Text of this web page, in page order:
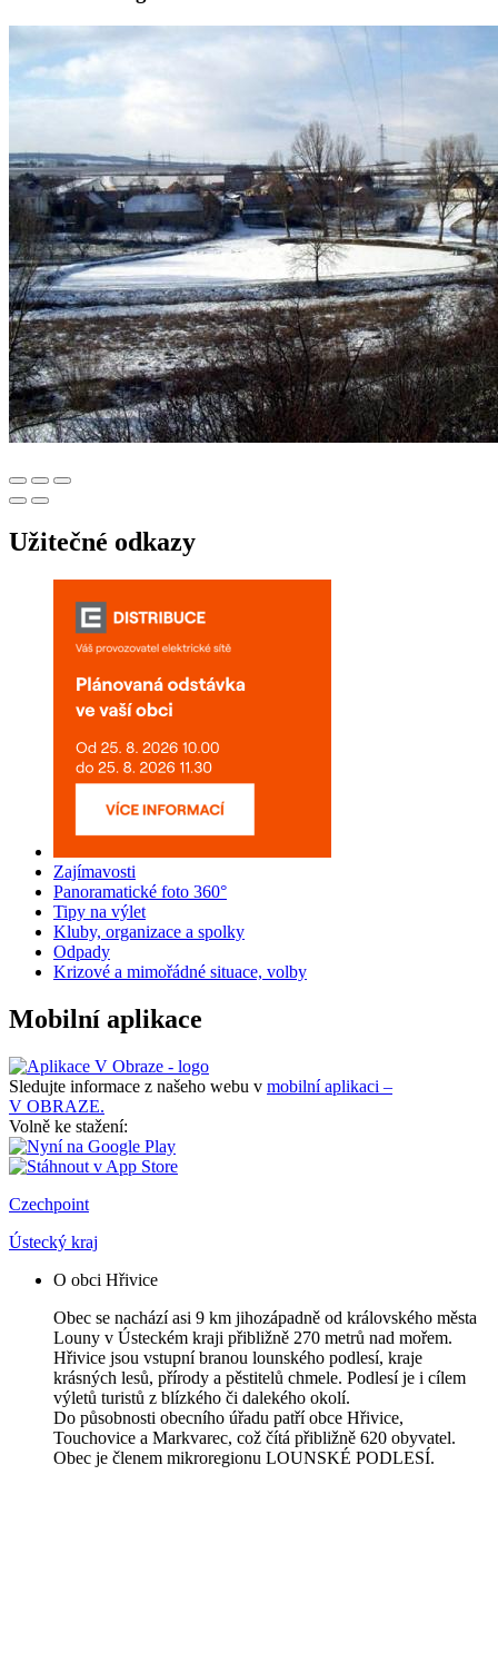
Užitečné odkazy
Zajímavosti
Panoramatické foto 360°
Tipy na výlet
Kluby, organizace a spolky
Odpady
Krizové a mimořádné situace, volby
Mobilní aplikace
Sledujte informace z našeho webu v mobilní aplikaci –
V OBRAZE.
Volně ke stažení:
Czechpoint
Ústecký kraj
O obci Hřivice
Obec se nachází asi 9 km jihozápadně od královského města
Louny v Ústeckém kraji přibližně 270 metrů nad mořem.
Hřivice jsou vstupní branou lounského podlesí, kraje
krásných lesů, přírody a pěstitelů chmele. Podlesí je i cílem
výletů turistů z blízkého či dalekého okolí.
Do působnosti obecního úřadu patří obce Hřivice,
Touchovice a Markvarec, což čítá přibližně 620 obyvatel.
Obec je členem mikroregionu LOUNSKÉ PODLESÍ.